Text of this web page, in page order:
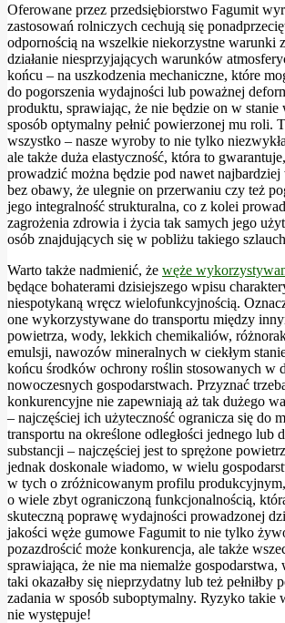
Oferowane przez przedsiębiorstwo Fagumit
zastosowań rolniczych cechują się
odpornością na wszelkie niekorzystne warunki
działanie niesprzyjających warunków
końcu – na uszkodzenia mechaniczne, które
do pogorszenia wydajności lub poważnej
produktu, sprawiając, że nie będzie on w
sposób optymalny pełnić powierzonej mu roli.
wszystko – nasze wyroby to nie tylko
ale także duża elastyczność, która to
prowadzić można będzie pod nawet
bez obawy, że ulegnie on przerwaniu czy też
jego integralność strukturalna, co z kolei
zagrożenia zdrowia i życia tak samych jego
osób znajdujących się w pobliżu takiego
Warto także nadmienić, że węże
będące bohaterami dzisiejszego wpisu
niespotykaną wręcz wielofunkcyjnością.
one wykorzystywane do transportu między
powietrza, wody, lekkich chemikaliów,
emulsji, nawozów mineralnych w ciekłym
końcu środków ochrony roślin stosowanych w
nowoczesnych gospodarstwach. Przyznać
konkurencyjne nie zapewniają aż tak dużego
– najczęściej ich użyteczność ogranicza się do
transportu na określone odległości jednego lub
substancji – najczęściej jest to sprężone
jednak doskonale wiadomo, w wielu
w tych o zróżnicowanym profilu
o wiele zbyt ograniczoną funkcjonalnością,
skuteczną poprawę wydajności prowadzonej
jakości węże gumowe Fagumit to nie tylko
pozazdrościć może konkurencja, ale także
sprawiająca, że nie ma niemalże
taki okazałby się nieprzydatny lub też pełniłby
zadania w sposób suboptymalny. Ryzyko takie
nie występuje!